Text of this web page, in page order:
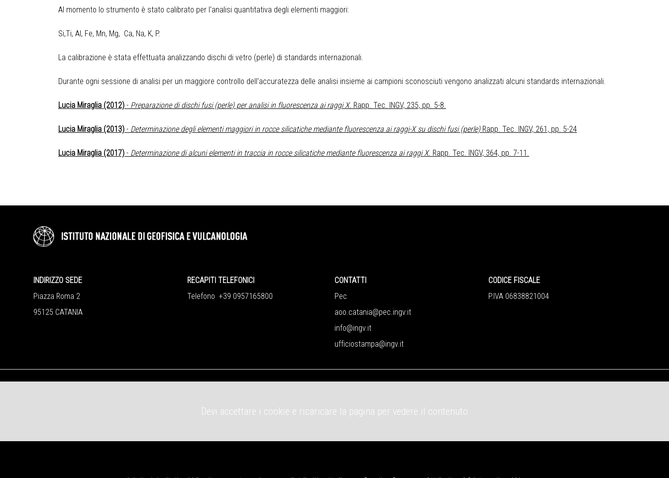
Al momento lo strumento è stato calibrato per l'analisi quantitativa degli elementi maggiori:
Si,Ti, Al, Fe, Mn, Mg, Ca, Na, K, P.
La calibrazione è stata effettuata analizzando dischi di vetro (perle) di standards internazionali.
Durante ogni sessione di analisi per un maggiore controllo dell'accuratezza delle analisi insieme ai campioni sconosciuti vengono analizzati alcuni standards internazionali.
Lucia Miraglia (2012) - Preparazione di dischi fusi (perle) per analisi in fluorescenza ai raggi X. Rapp. Tec. INGV, 235, pp. 5-8.
Lucia Miraglia (2013) - Determinazione degli elementi maggiori in rocce silicatiche mediante fluorescenza ai raggi-X su dischi fusi (perle)Rapp. Tec. INGV, 261, pp. 5-24
Lucia Miraglia (2017) - Determinazione di alcuni elementi in traccia in rocce silicatiche mediante fluorescenza ai raggi X. Rapp. Tec. INGV, 364, pp. 7-11.
INDIRIZZO SEDE
Piazza Roma 2
95125 CATANIA
RECAPITI TELEFONICI
Telefono +39 0957165800
CONTATTI
Pec
aoo.catania@pec.ingv.it
info@ingv.it
ufficiostampa@ingv.it
CODICE FISCALE
P.IVA 06838821004
Devi accettare i cookie e ricaricare la pagina per vedere il contenuto